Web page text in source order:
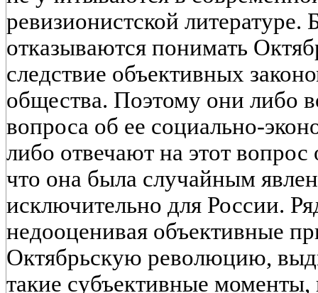
ревизионистской
отказываются понимать
следствие объективных
общества. Поэтому они либо
вопроса об ее социально-
либо отвечают на этот
что она была случайным
исключительно для России.
недооценивая объективные
Октябрьскую революцию,
такие субъективные моменты,